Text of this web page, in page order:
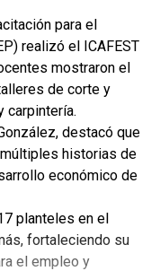
para el
realizó el ICAFEST
mostraron el
de corte y
carpintería.
destacó que
historias de
económico de
planteles en el
fortaleciendo su
el empleo y